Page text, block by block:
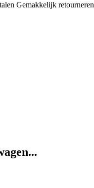
Gemakkelijk retourneren